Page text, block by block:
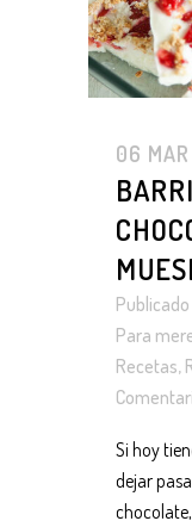
06 MAR
Para
Recetas,
Si hoy
dejar